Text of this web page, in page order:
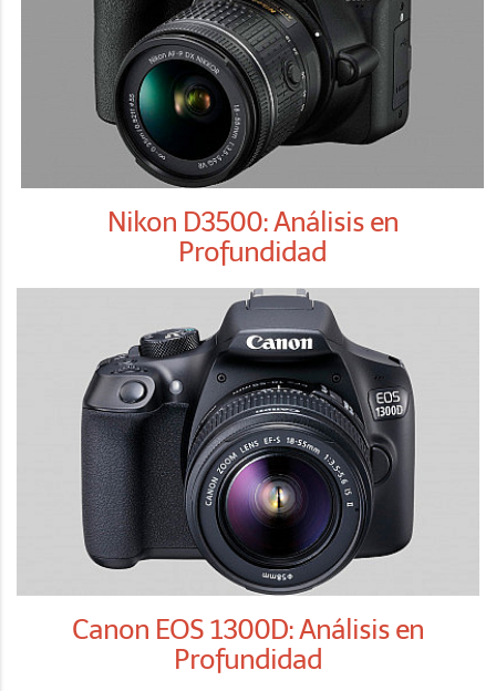
Nikon D3500: Análisis en
Profundidad
Canon EOS 1300D: Análisis en
Profundidad